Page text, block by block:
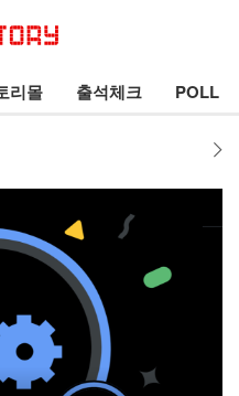
리몰 출석체크 POLL